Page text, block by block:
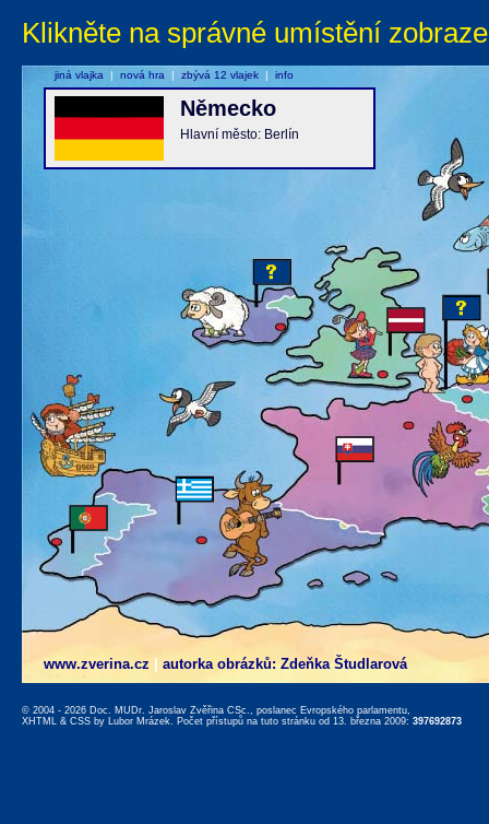
Klikněte na správné umístění
www.zverina.cz autorka obrázků: Zdeňka Študlarová
Německo
Hlavní město: Berlín
jiná vlajka | nová hra | zbývá 12 vlajek | info
© 2004 - 2026 Doc. MUDr. Jaroslav Zvěřina CSc., poslanec Evropského parlamentu,
XHTML & CSS by Lubor Mrázek. Počet přístupů na tuto stránku od 13. března 2009: 397692873